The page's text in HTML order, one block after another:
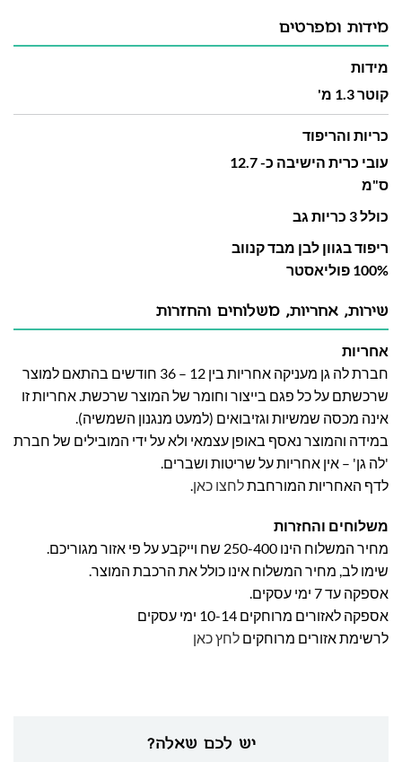
מידות ומפרטים
מידות
קוטר 1.3 מ'
כריות והריפוד
עובי כרית הישיבה כ- 12.7
ס"מ
כולל 3 כריות גב
ריפוד בגוון לבן מבד קנווב
100% פוליאסטר
יש לכם שאלה?
שירות, אחריות, משלוחים והחזרות
אחריות
חברת לה גן מעניקה אחריות בין 12 – 36 חודשים בהתאם למוצר
שרכשתם על כל פגם בייצור וחומר של המוצר שרכשת. אחריות זו
אינה מכסה שמשיות וגזיבואים (למעט מנגנון השמשיה).
במידה והמוצר נאסף באופן עצמאי ולא על ידי המובילים של חברת
'לה גן' – אין אחריות על שריטות ושברים.
לדף האחריות המורחבתלחצו כאן.
משלוחים והחזרות
מחיר המשלוח הינו 250-400 שח וייקבע על פי אזור מגוריכם.
שימו לב, מחיר המשלוח אינו כולל את הרכבת המוצר.
אספקה עד 7 ימי עסקים.
אספקה לאזורים מרוחקים 10-14 ימי עסקים
לרשימת אזורים מרוחקים לחץ כאן